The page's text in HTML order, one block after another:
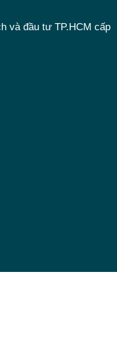
và đầu tư TP.HCM cấp